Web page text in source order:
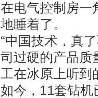
在电气控制房
地睡着了。
“中国技术，真
司过硬的产品质
工在冰原上听到
如今，11套钻机